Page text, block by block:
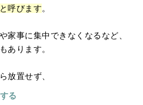
呼びます。
家事に集中できなくなるなど、
あります。
放置せず、
る